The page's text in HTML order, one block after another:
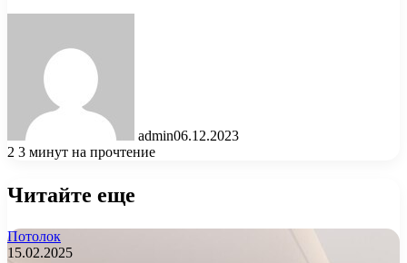
admin06.12.2023
2 3 минут на прочтение
Читайте еще
Потолок
15.02.2025